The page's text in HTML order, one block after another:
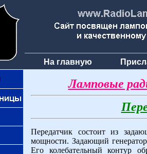
На главную
Ламповые
П
Передатчик состоит из
мощности. Задающий
Его колебательный контур